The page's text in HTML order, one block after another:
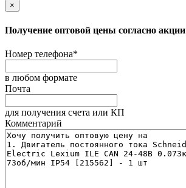
×
Получение оптовой цены согласно акции
Номер телефона*
в любом формате
Почта
для получения счета или КП
Комментарий